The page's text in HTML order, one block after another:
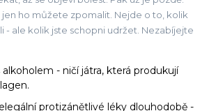
jen ho můžete zpomalit. Nejde o to, kolik
- ale kolik jste schopni udržet. Nezabíjejte
- ničí játra, která produkují
protizánětlivé léky dlouhodobě -